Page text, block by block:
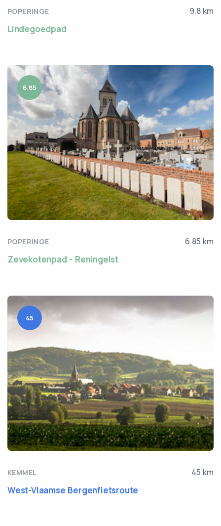
POPERINGE 9.8 km
Lindegoedpad
6.85
POPERINGE 6.85 km
Zevekotenpad - Reningelst
45
KEMMEL 45 km
West-Vlaamse Bergenfietsroute